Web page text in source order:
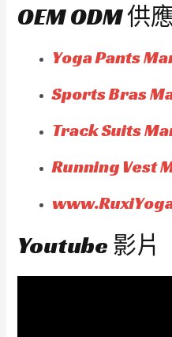
OEM ODM 供
Yoga Pants
Sports Bras
Track Suits
Running Vest
Youtube 影片